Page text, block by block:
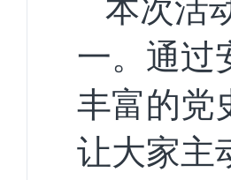
本次活
一。通过
丰富的党
让大家主